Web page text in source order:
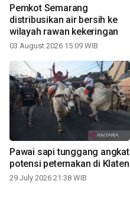
Pemkot Semarang
distribusikan air bersih ke
wilayah rawan kekeringan
03 August 2026 15:09 WIB
Pawai sapi tunggang angkat
potensi peternakan di Klaten
29 July 2026 21:38 WIB